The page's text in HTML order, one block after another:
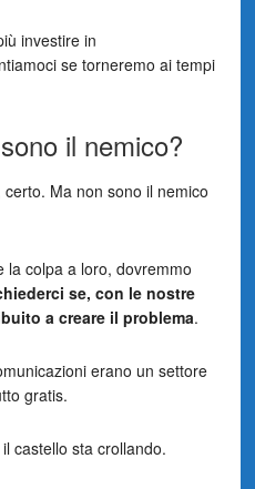
investire in
se torneremo ai tempi
il nemico?
Ma non sono il nemico
la colpa a loro, dovremmo
se, con le nostre
a creare il problema.
erano un settore
gratis.
castello sta crollando.